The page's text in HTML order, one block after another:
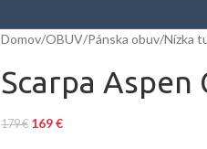
Domov/OBUV/Pánska obuv/Nízka
Scarpa Aspen
179€ 169€